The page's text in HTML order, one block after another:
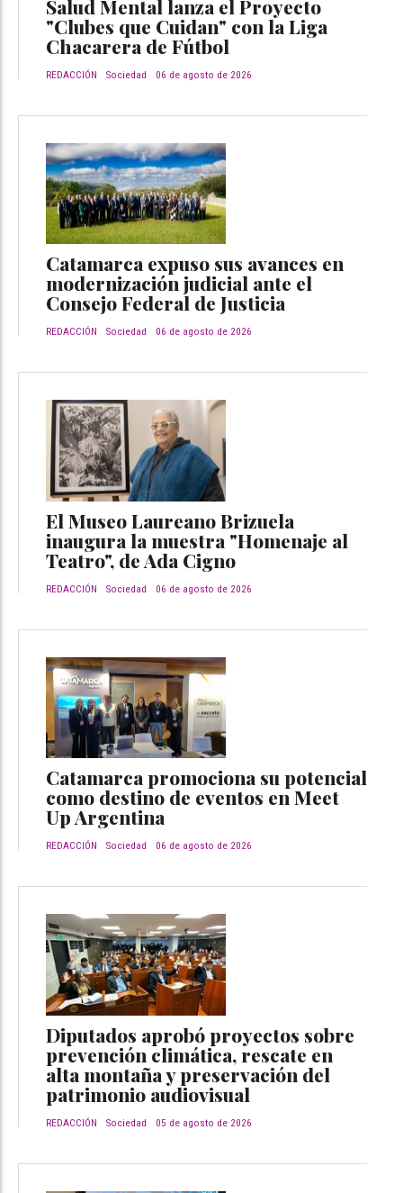
Salud Mental lanza el Proyecto
"Clubes que Cuidan" con la Liga
Chacarera de Fútbol
REDACCIÓN Sociedad 06 de agosto de 2026
Catamarca expuso sus avances en
modernización judicial ante el
Consejo Federal de Justicia
REDACCIÓN Sociedad 06 de agosto de 2026
El Museo Laureano Brizuela
inaugura la muestra "Homenaje al
Teatro", de Ada Cigno
REDACCIÓN Sociedad 06 de agosto de 2026
Catamarca promociona su potencial
como destino de eventos en Meet
Up Argentina
REDACCIÓN Sociedad 06 de agosto de 2026
Diputados aprobó proyectos sobre
prevención climática, rescate en
alta montaña y preservación del
patrimonio audiovisual
REDACCIÓN Sociedad 05 de agosto de 2026